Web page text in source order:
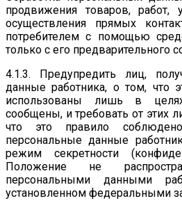
продвижения товаров, работ,
осуществления прямых
потребителем с помощью
только с его предварительного
4.1.3. Предупредить лиц,
данные работника, о том, что
использованы лишь в
сообщены, и требовать от этих
что это правило
персональные данные
режим секретности
Положение не
персональными данными
установленном федеральными